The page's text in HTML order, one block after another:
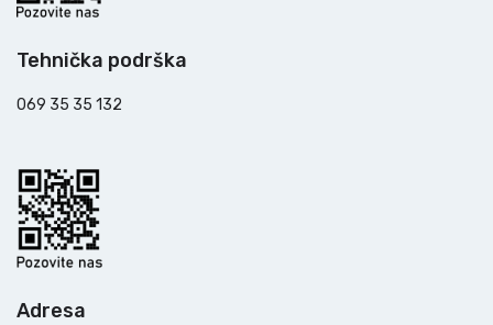
Tehnička podrška
069 35 35 132
Adresa